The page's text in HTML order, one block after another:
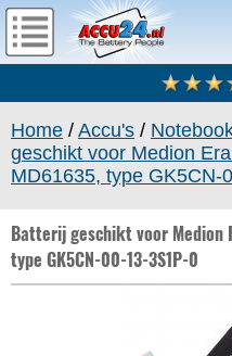
Home / Accu's /
geschikt voor Medion
MD61635, type GK5CN-
Batterij geschikt voor Medion
type GK5CN-00-13-3S1P-0